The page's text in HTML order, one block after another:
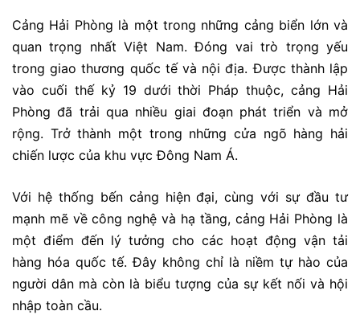
Cảng Hải Phòng là một trong những cảng biển lớn và
quan trọng nhất Việt Nam. Đóng vai trò trọng yếu
trong giao thương quốc tế và nội địa. Được thành lập
vào cuối thế kỷ 19 dưới thời Pháp thuộc, cảng Hải
Phòng đã trải qua nhiều giai đoạn phát triển và mở
rộng. Trở thành một trong những cửa ngõ hàng hải
chiến lược của khu vực Đông Nam Á.
Với hệ thống bến cảng hiện đại, cùng với sự đầu tư
mạnh mẽ về công nghệ và hạ tầng, cảng Hải Phòng là
một điểm đến lý tưởng cho các hoạt động vận tải
hàng hóa quốc tế. Đây không chỉ là niềm tự hào của
người dân mà còn là biểu tượng của sự kết nối và hội
nhập toàn cầu.